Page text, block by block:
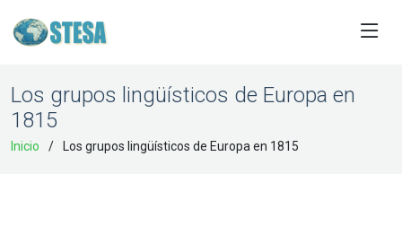
Los grupos lingüísticos de Europa en
1815
Inicio Los grupos lingüísticos de Europa en 1815